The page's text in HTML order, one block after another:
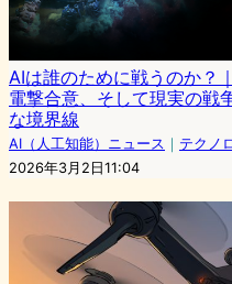
AIは誰のために戦うのか？
電撃合意、そして現実の戦
な境界線
AI（人工知能）ニュース ｜ テクノ
2026年3月2日11:04